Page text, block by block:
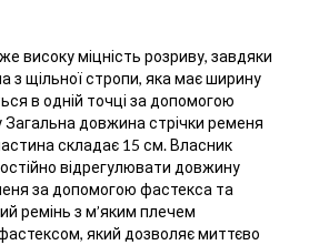
високу міцність розриву, завдяки
з щільної стропи, яка має ширину
в одній точці за допомогою
Загальна довжина стрічки ременя
складає 15 см. Власник
відрегулювати довжину
за допомогою фастекса та
ремінь з м’яким плечем
який дозволяє миттєво